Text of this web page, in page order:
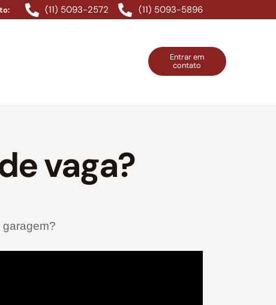
(11) 5093-2572 (11) 5093-5896
Entrar em
contato
vaga?